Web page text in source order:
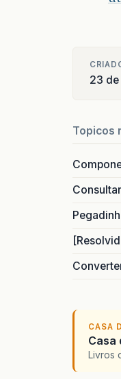
23
Topicos
CASA
Casa
Livros